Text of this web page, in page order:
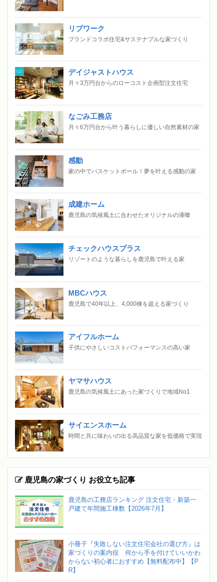
リブワーク
ブランドコラボ住宅&サステナブルな家づくり
デイジャストハウス
月々3万円台からのローコスト企画型注文住宅
なごみ工務店
月々6万円台から叶う暮らしに優しい自然素材の家
感動
家の中でバスケットボール！夢を叶える感動の家
成建ホーム
鹿児島の気候風土に合わせたオリジナルの漆喰
チェックハウスプラス
リゾートのような暮らしを鹿児島で叶える家
MBCハウス
鹿児島で40年以上、4,000棟を超える家づくり
アイフルホーム
子供にやさしいコストパフォーマンスの高い家
ヤマサハウス
鹿児島の気候風土にあった家づくりで地域No1
サイエンスホーム
時間と共に味わいの出る高品質な家を低価格で実現
鹿児島の家づくり お役立ち記事
鹿児島の工務店ランキング 注文住宅・新築一
戸建て年間施工棟数【2026年7月】
小冊子『失敗しない注文住宅会社の選び方』は
家づくりの案内役 何から手を付けていいかわ
からない初心者におすすめ【無料配布中】【P
R】